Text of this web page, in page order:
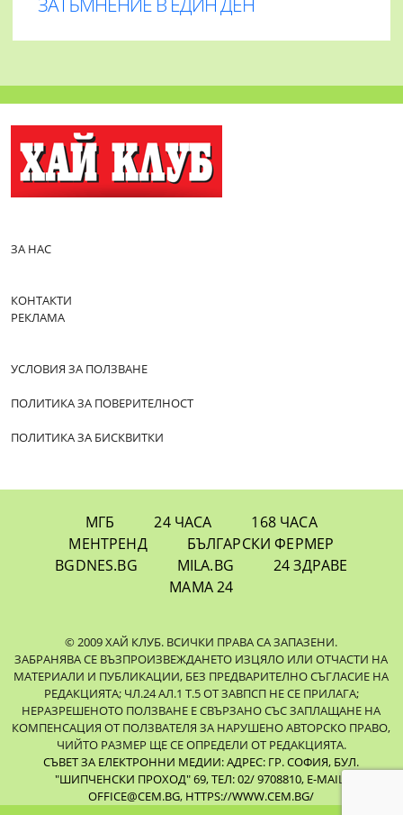
ЗА НАС
КОНТАКТИ
РЕКЛАМА
УСЛОВИЯ ЗА ПОЛЗВАНЕ
ПОЛИТИКА ЗА ПОВЕРИТЕЛНОСТ
ПОЛИТИКА ЗА БИСКВИТКИ
МГБ 24 ЧАСА
168 ЧАСА
МЕНТРЕНД
БЪЛГАРСКИ ФЕРМЕР
BGDNES.BG
MILA.BG
24 ЗДРАВЕ
МАМА 24
© 2009 ХАЙ КЛУБ. ВСИЧКИ ПРАВА СА ЗАПАЗЕНИ.
ЗАБРАНЯВА СЕ ВЪЗПРОИЗВЕЖДАНЕТО ИЗЦЯЛО ИЛИ ОТЧАСТИ НА
МАТЕРИАЛИ И ПУБЛИКАЦИИ, БЕЗ ПРЕДВАРИТЕЛНО СЪГЛАСИЕ НА
РЕДАКЦИЯТА; ЧЛ.24 АЛ.1 Т.5 ОТ ЗАВПСП НЕ СЕ ПРИЛАГА;
НЕРАЗРЕШЕНОТО ПОЛЗВАНЕ Е СВЪРЗАНО СЪС ЗАПЛАЩАНЕ НА
КОМПЕНСАЦИЯ ОТ ПОЛЗВАТЕЛЯ ЗА НАРУШЕНО АВТОРСКО ПРАВО,
ЧИЙТО РАЗМЕР ЩЕ СЕ ОПРЕДЕЛИ ОТ РЕДАКЦИЯТА.
СЪВЕТ ЗА ЕЛЕКТРОННИ МЕДИИ: АДРЕС: ГР. СОФИЯ, БУЛ.
"ШИПЧЕНСКИ ПРОХОД" 69, ТЕЛ: 02/ 9708810, E-MAIL:
OFFICE@CEM.BG, HTTPS://WWW.CEM.BG/